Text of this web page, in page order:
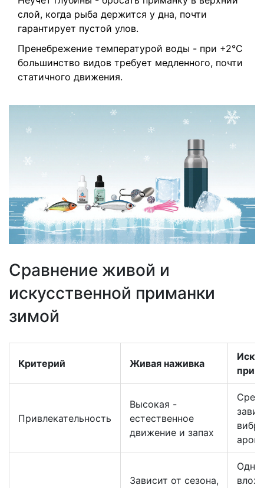
слой, когда рыба держится у дна, почти
гарантирует пустой улов.
Пренебрежение температурой воды - при +2°C
большинство видов требует медленного, почти
статичного движения.
Сравнение живой и
искусственной приманки
зимой
Критерий Живая наживка
Привлекательность
Высокая -
естественное
движение и запах
Зависит от сезона,